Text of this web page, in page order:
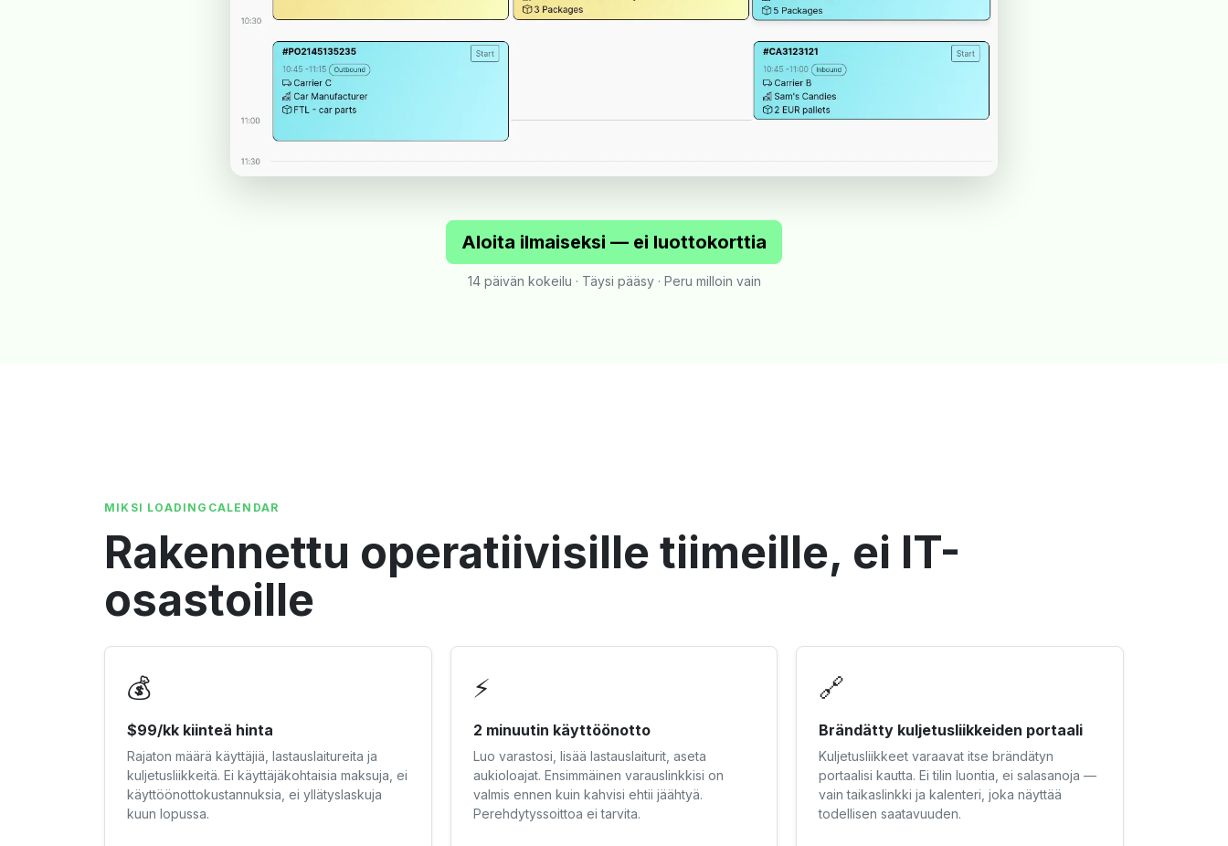
Aloita ilmaiseksi — ei luottokorttia
14 päivän kokeilu · Täysi pääsy · Peru milloin vain
MIKSI LOADINGCALENDAR
Rakennettu operatiivisille tiimeille, ei IT-
osastoille
💰
$99/kk kiinteä hinta
Rajaton määrä käyttäjiä, lastauslaitureita ja
kuljetusliikkeitä. Ei käyttäjäkohtaisia maksuja, ei
käyttöönottokustannuksia, ei yllätys­laskuja
kuun lopussa.
⚡
2 minuutin käyttöönotto
Luo varastosi, lisää lastauslaiturit, aseta
aukioloajat. Ensimmäinen varauslinkkisi on
valmis ennen kuin kahvisi ehtii jäähtyä.
Perehdytyssoittoa ei tarvita.
🔗
Brändätty kuljetusliikkeiden portaali
Kuljetusliikkeet varaavat itse brändätyn
portaalisi kautta. Ei tilin luontia, ei salasanoja —
vain taikaslinkki ja kalenteri, joka näyttää
todellisen saatavuuden.